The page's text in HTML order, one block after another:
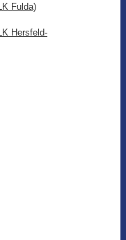
Fulda)
Hersfeld-